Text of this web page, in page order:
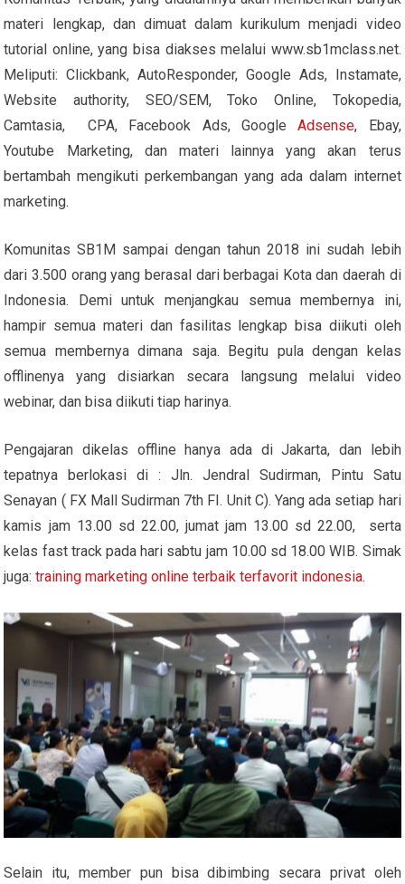
materi lengkap, dan dimuat dalam kurikulum menjadi video
tutorial online, yang bisa diakses melalui www.sb1mclass.net.
Meliputi: Clickbank, AutoResponder, Google Ads, Instamate,
Website authority, SEO/SEM, Toko Online, Tokopedia,
Camtasia, CPA, Facebook Ads, GoogleAdsense, Ebay,
Youtube Marketing, dan materi lainnya yang akan terus
bertambah mengikuti perkembangan yang ada dalam internet
marketing.
Komunitas SB1M sampai dengan tahun 2018 ini sudah lebih
dari 3.500 orang yang berasal dari berbagai Kota dan daerah di
Indonesia. Demi untuk menjangkau semua membernya ini,
hampir semua materi dan fasilitas lengkap bisa diikuti oleh
semua membernya dimana saja. Begitu pula dengan kelas
offlinenya yang disiarkan secara langsung melalui video
webinar, dan bisa diikuti tiap harinya.
Pengajaran dikelas offline hanya ada di Jakarta, dan lebih
tepatnya berlokasi di : Jln. Jendral Sudirman, Pintu Satu
Senayan ( FX Mall Sudirman 7th FI. Unit C). Yang ada setiap hari
kamis jam 13.00 sd 22.00, jumat jam 13.00 sd 22.00, serta
kelas fast track pada hari sabtu jam 10.00 sd 18.00 WIB. Simak
juga:training marketing online terbaik terfavorit indonesia.
Selain itu, member pun bisa dibimbing secara privat oleh